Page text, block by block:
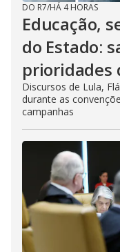
DO R7/HÁ 4 HORAS
Educação,
do Estado:
prioridades
Discursos de Lula,
durante as
campanhas